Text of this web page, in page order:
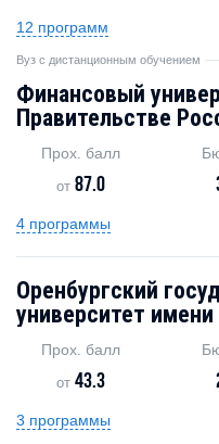
12 программ
Вуз с дистанционным обучением
Финансовый
Правительстве
Прох. балл
от87.0
4 программы
Оренбургский
университет
Прох. балл
от43.3
3 программы